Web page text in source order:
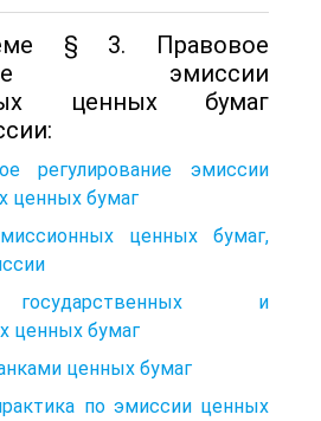
§ 3. Правовое
эмиссии
ценных бумаг
регулирование эмиссии
ценных бумаг
ценных бумаг,
и
ценных бумаг
ценных бумаг
по эмиссии ценных